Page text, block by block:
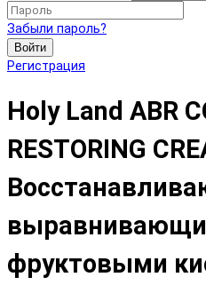
Забыли пароль?
Войти
Регистрация
Holy Land ABR
RESTORING
фруктовыми